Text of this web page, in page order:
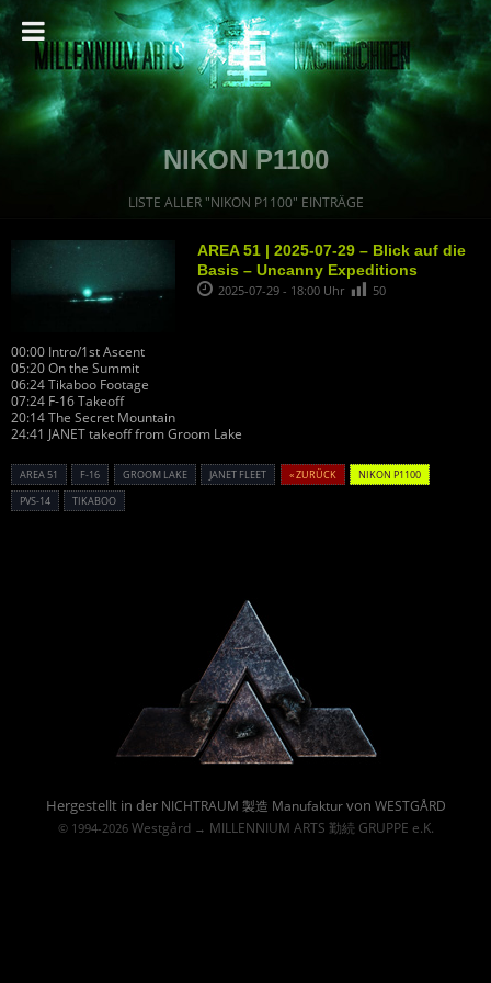
NIKON P1100
LISTE ALLER "NIKON P1100" EINTRÄGE
AREA 51 | 2025-07-29 – Blick auf die
Basis – Uncanny Expeditions
2025-07-29 - 18:00 Uhr 50
00:00 Intro/1st Ascent
05:20 On the Summit
06:24 Tikaboo Footage
07:24 F-16 Takeoff
20:14 The Secret Mountain
24:41 JANET takeoff from Groom Lake
AREA 51 F-16 GROOM LAKE JANET FLEET « ZURÜCK
NIKON P1100
PVS-14
TIKABOO
Hergestellt in der NICHTRAUM 製造 Manufakturvon WESTGÅRD
© 1994-2026 Westgård→ MILLENNIUM ARTS 勤続 GRUPPE e.K.
Powered By :